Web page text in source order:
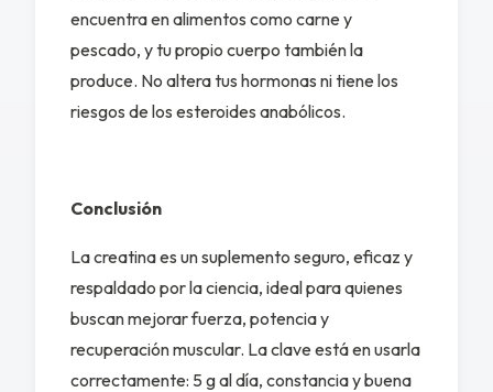
encuentra en alimentos como carne y
pescado, y tu propio cuerpo también la
produce. No altera tus hormonas ni tiene los
riesgos de los esteroides anabólicos.
Conclusión
La creatina es un suplemento seguro, eficaz y
respaldado por la ciencia, ideal para quienes
buscan mejorar fuerza, potencia y
recuperación muscular. La clave está en usarla
correctamente: 5 g al día, constancia y buena